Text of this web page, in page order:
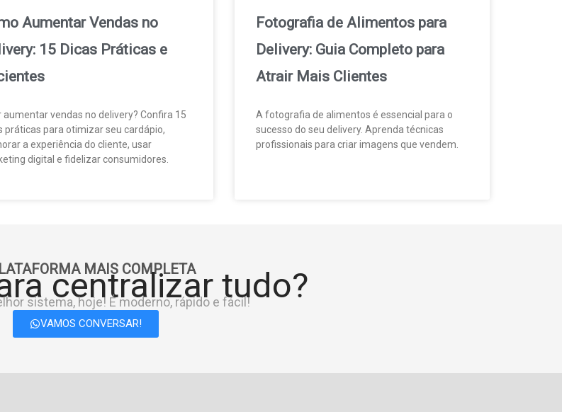
Aumentar Vendas no
15 Dicas Práticas e
aumentar vendas no delivery? Confira 15
práticas para otimizar seu cardápio,
a experiência do cliente, usar
digital e fidelizar consumidores.
Fotografia de Alimentos para
Delivery: Guia Completo para
Atrair Mais Clientes
A fotografia de alimentos é essencial para o
sucesso do seu delivery. Aprenda técnicas
profissionais para criar imagens que vendem.
MAIS COMPLETA
centralizar tudo?
sistema, hoje! É moderno, rápido e fácil!
VAMOS CONVERSAR!